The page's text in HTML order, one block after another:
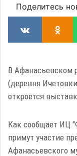
Поделитесь
В Афанасьевском
(деревня
откроется
Как сообщает ИЦ
примут участие
Афанасьевского